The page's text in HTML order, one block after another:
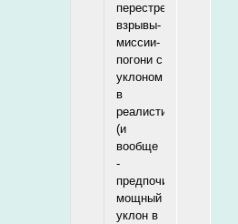
перестрелки-
взрывы-
миссии-
погони с
уклоном
в
реалистичность
(и
вообще
-
предпочитаю
мощный
уклон в